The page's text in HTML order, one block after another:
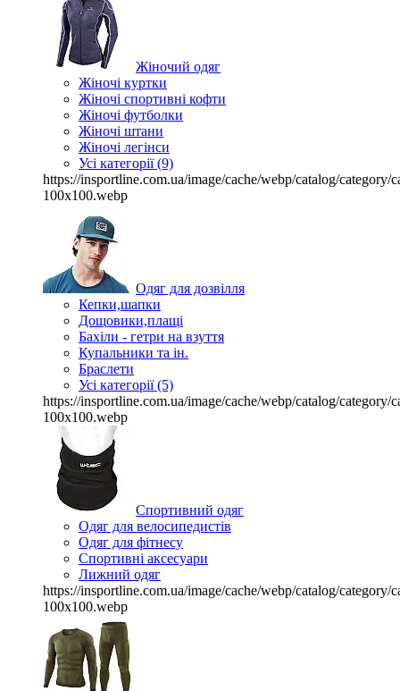
Жіночий одяг
Жіночі куртки
Жіночі спортивні кофти
Жіночі футболки
Жіночі штани
Жіночі легінси
Усі категорії (9)
https://insportline.com.ua/image/cache/webp/catalog/category/
100x100.webp
Одяг для дозвілля
Кепки,шапки
Дощовики,плащі
Бахіли - гетри на взуття
Купальники та ін.
Браслети
Усі категорії (5)
https://insportline.com.ua/image/cache/webp/catalog/category/
100x100.webp
Спортивний одяг
Одяг для велосипедистів
Одяг для фітнесу
Спортивні аксесуари
Лижний одяг
https://insportline.com.ua/image/cache/webp/catalog/category/
100x100.webp